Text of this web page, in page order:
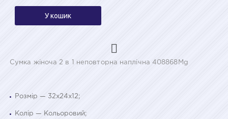
У кошик
Сумка жіноча 2 в 1 неповторна наплічна 408868Mg
Розмір — 32х24х12;
Колір — Кольоровий;